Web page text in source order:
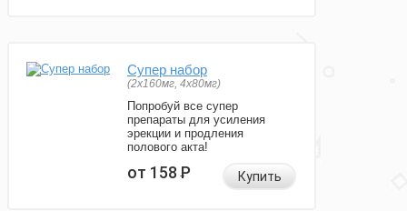
Супер набор
(2х160мг, 4х80мг)
Попробуй все супер
препараты для усиления
эрекции и продления
полового акта!
от 158Р Купить